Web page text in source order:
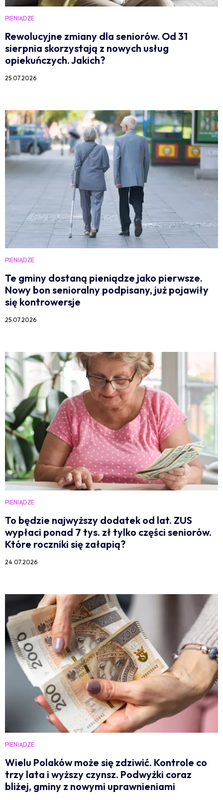
PIENIĄDZE
Rewolucyjne zmiany dla seniorów. Od 31
sierpnia skorzystają z nowych usług
opiekuńczych. Jakich?
25.07.2026
PIENIĄDZE
Te gminy dostaną pieniądze jako pierwsze.
Nowy bon senioralny podpisany, już pojawiły
się kontrowersje
25.07.2026
PIENIĄDZE
To będzie najwyższy dodatek od lat. ZUS
wypłaci ponad 7 tys. zł tylko części seniorów.
Które roczniki się załapią?
24.07.2026
PIENIĄDZE
Wielu Polaków może się zdziwić. Kontrole co
trzy lata i wyższy czynsz. Podwyżki coraz
bliżej, gminy z nowymi uprawnieniami